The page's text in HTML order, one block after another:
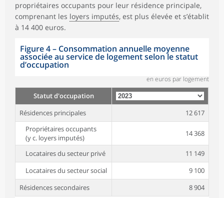
propriétaires occupants pour leur résidence principale,
comprenant les loyers imputés, est plus élevée et s’établit
à 14 400 euros.
Figure 4 – Consommation annuelle moyenne
associée au service de logement selon le statut
d’occupation
en euros par logement
Statut d'occupation
Résidences principales
12 617
Propriétaires occupants
(y c. loyers imputés)
14 368
Locataires du secteur privé
11 149
Locataires du secteur social
9 100
Résidences secondaires
8 904